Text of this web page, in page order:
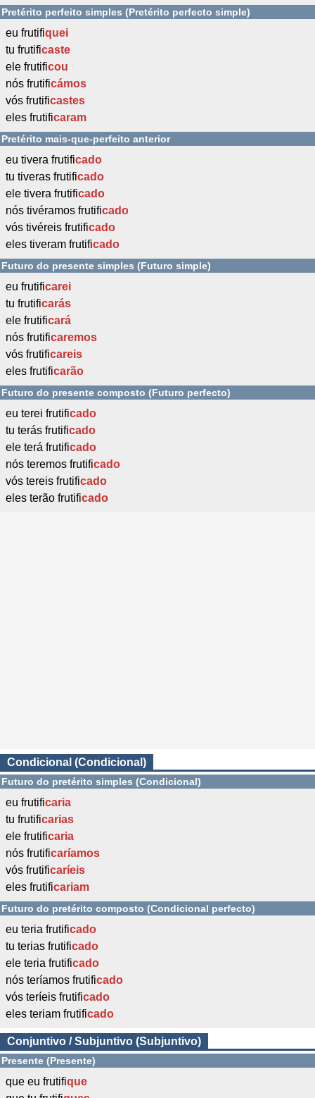
Pretérito perfeito simples (Pretérito perfecto simple)
eu frutifiquei
tu frutificaste
ele frutificou
nós frutificámos
vós frutificastes
eles frutificaram
Pretérito mais-que-perfeito anterior
eu tivera frutificado
tu tiveras frutificado
ele tivera frutificado
nós tivéramos frutificado
vós tivéreis frutificado
eles tiveram frutificado
Futuro do presente simples (Futuro simple)
eu frutificarei
tu frutificarás
ele frutificará
nós frutificaremos
vós frutificareis
eles frutificarão
Futuro do presente composto (Futuro perfecto)
eu terei frutificado
tu terás frutificado
ele terá frutificado
nós teremos frutificado
vós tereis frutificado
eles terão frutificado
Condicional (Condicional)
Futuro do pretérito simples (Condicional)
eu frutificaria
tu frutificarias
ele frutificaria
nós frutificaríamos
vós frutificaríeis
eles frutificariam
Futuro do pretérito composto (Condicional perfecto)
eu teria frutificado
tu terias frutificado
ele teria frutificado
nós teríamos frutificado
vós teríeis frutificado
eles teriam frutificado
Conjuntivo / Subjuntivo (Subjuntivo)
Presente (Presente)
que eu frutifique